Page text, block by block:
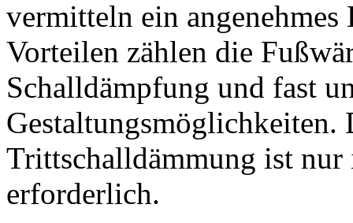
vermitteln ein
Vorteilen zählen die
Schalldämpfung und fast
Gestaltungsmöglichkeiten.
Trittschalldämmung ist
erforderlich.